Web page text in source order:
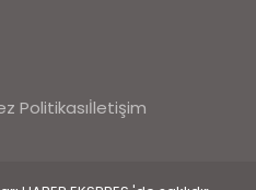
Politikasıİletişim